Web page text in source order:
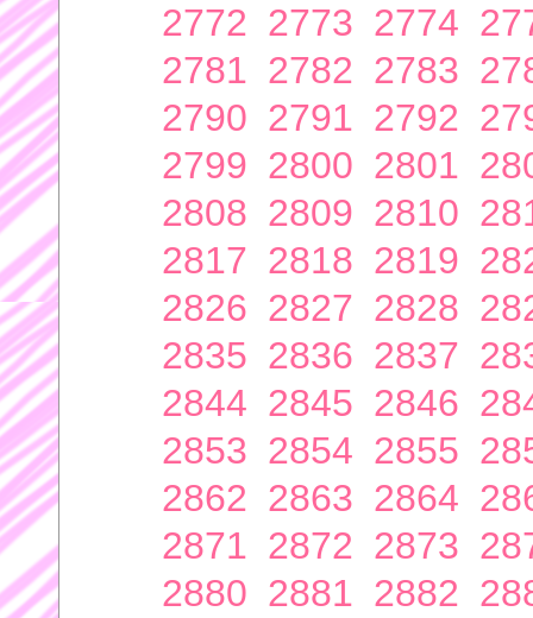
2772 2773 2774
2781 2782 2783
2790 2791 2792
2799 2800 2801
2808 2809 2810
2817 2818 2819
2826 2827 2828
2835 2836 2837
2844 2845 2846
2853 2854 2855
2862 2863 2864
2871 2872 2873
2880 2881 2882